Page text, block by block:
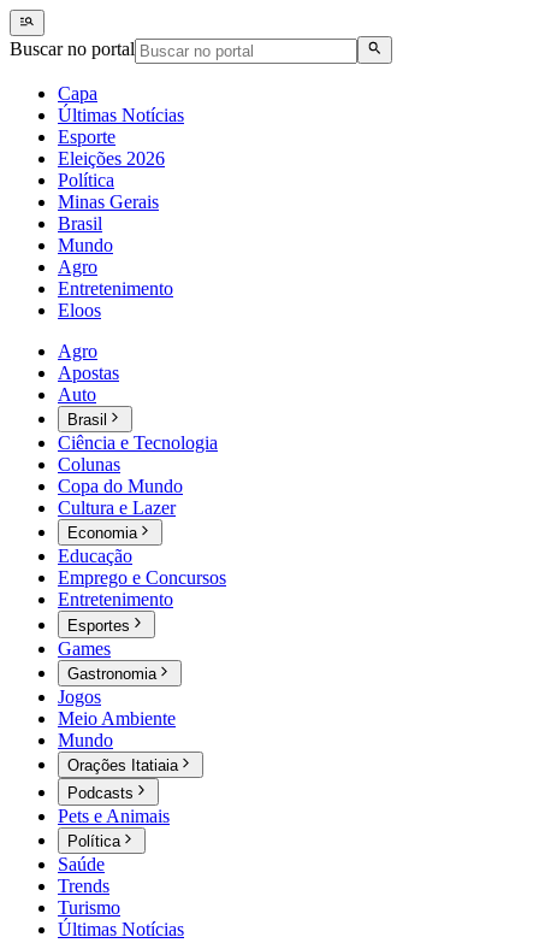
Buscar no portal
Capa
Últimas Notícias
Esporte
Eleições 2026
Política
Minas Gerais
Brasil
Mundo
Agro
Entretenimento
Eloos
Agro
Apostas
Auto
Brasil
Ciência e Tecnologia
Colunas
Copa do Mundo
Cultura e Lazer
Economia
Educação
Emprego e Concursos
Entretenimento
Esportes
Games
Gastronomia
Jogos
Meio Ambiente
Mundo
Orações Itatiaia
Podcasts
Pets e Animais
Política
Saúde
Trends
Turismo
Últimas Notícias